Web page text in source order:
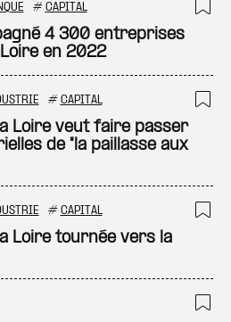
# CAPITAL
4 300 entreprises
en 2022
# CAPITAL
Loire veut faire passer
de "la paillasse aux
# CAPITAL
Loire tournée vers la